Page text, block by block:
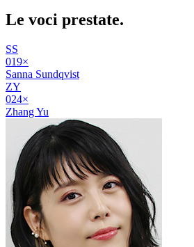
Le voci prestate.
SS
019×
Sanna Sundqvist
ZY
024×
Zhang Yu